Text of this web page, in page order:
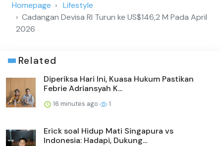
Homepage
Lifestyle
Cadangan Devisa RI Turun ke US$146,2 M Pada April
2026
Related
Diperiksa Hari Ini, Kuasa Hukum Pastikan
Febrie Adriansyah K...
16 minutes ago 1
Erick soal Hidup Mati Singapura vs
Indonesia: Hadapi, Dukung...